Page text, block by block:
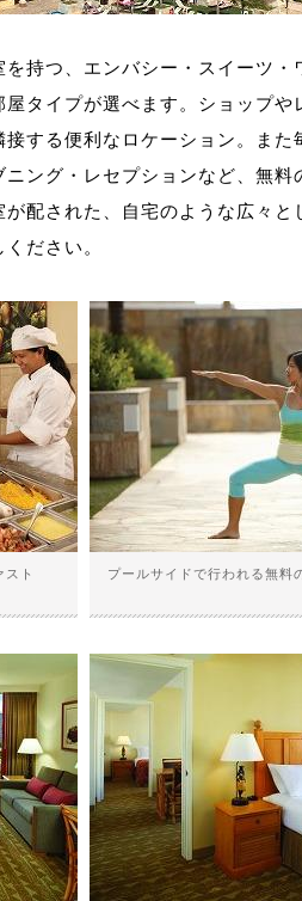
持つ、エンバシー・スイーツ・
タイプが選べます。ショップや
する便利なロケーション。また
ング・レセプションなど、無料
配された、自宅のような広々と
ださい。
ト プールサイドで行われる無料